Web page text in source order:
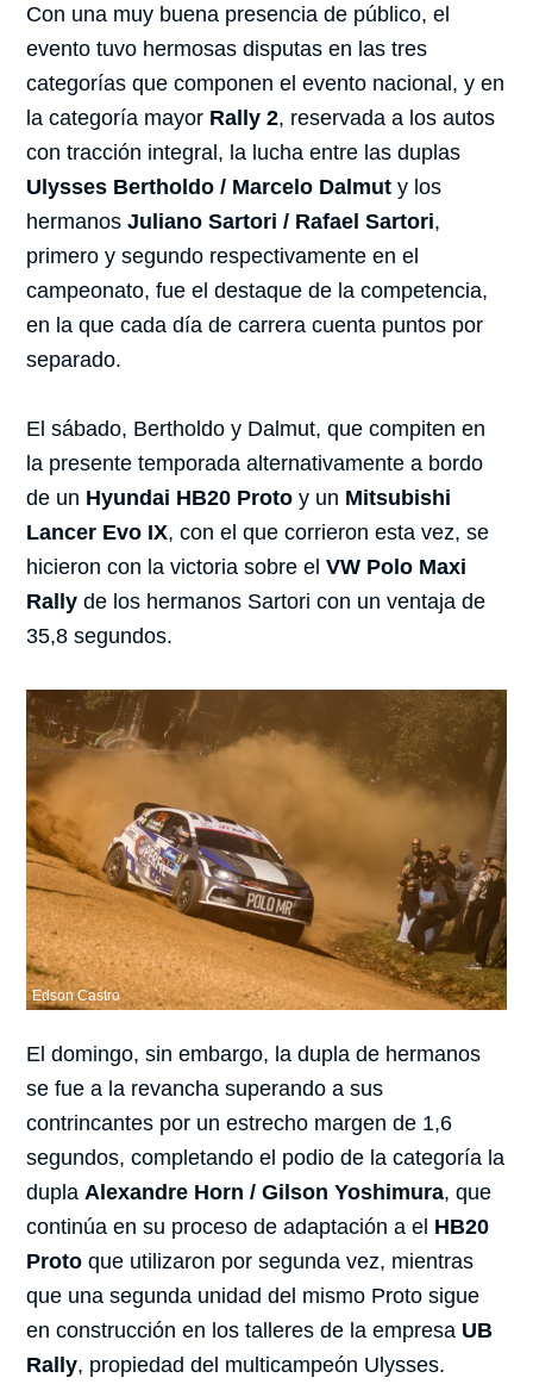
Con una muy buena presencia de público, el
evento tuvo hermosas disputas en las tres
categorías que componen el evento nacional, y en
la categoría mayor Rally 2, reservada a los autos
con tracción integral, la lucha entre las duplas
Ulysses Bertholdo / Marcelo Dalmut y los
hermanosJuliano Sartori / Rafael Sartori,
primero y segundo respectivamente en el
campeonato, fue el destaque de la competencia,
en la que cada día de carrera cuenta puntos por
separado.
El sábado, Bertholdo y Dalmut, que compiten en
la presente temporada alternativamente a bordo
de un Hyundai HB20 Proto y un Mitsubishi
Lancer Evo IX, con el que corrieron esta vez, se
hicieron con la victoria sobre elVW Polo Maxi
Rally de los hermanos Sartori con un ventaja de
35,8 segundos.
Edson Castro
El domingo, sin embargo, la dupla de hermanos
se fue a la revancha superando a sus
contrincantes por un estrecho margen de 1,6
segundos, completando el podio de la categoría la
dupla Alexandre Horn / Gilson Yoshimura, que
continúa en su proceso de adaptación a el HB20
Proto que utilizaron por segunda vez, mientras
que una segunda unidad del mismo Proto sigue
en construcción en los talleres de la empresa UB
Rally, propiedad del multicampeón Ulysses.